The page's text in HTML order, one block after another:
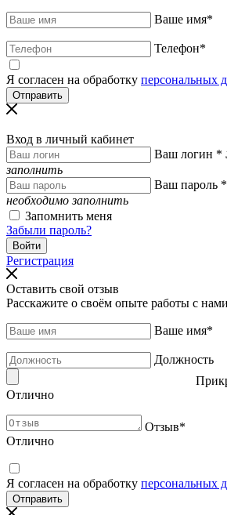
Ваше имя*
Телефон*
Я согласен на обработку персональных
Вход в личный кабинет
Ваш логин *
заполнить
Ваш пароль *
необходимо заполнить
Запомнить меня
Забыли пароль?
Регистрация
Оставить свой отзыв
Расскажите о своём опыте работы с
Ваше имя*
Должность
Отлично
Отзыв*
Отлично
Я согласен на обработку персональных